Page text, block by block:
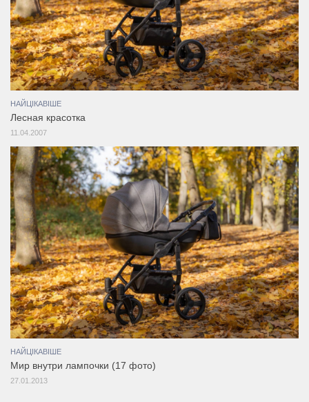
НАЙЦІКАВІШЕ
Лесная красотка
11.04.2007
НАЙЦІКАВІШЕ
Мир внутри лампочки (17 фото)
27.01.2013